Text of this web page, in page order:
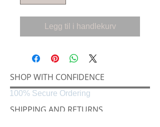
Legg til i handlekurv
SHOP WITH CONFIDENCE
SHIPPING AND RETURNS
100% Secure Ordering